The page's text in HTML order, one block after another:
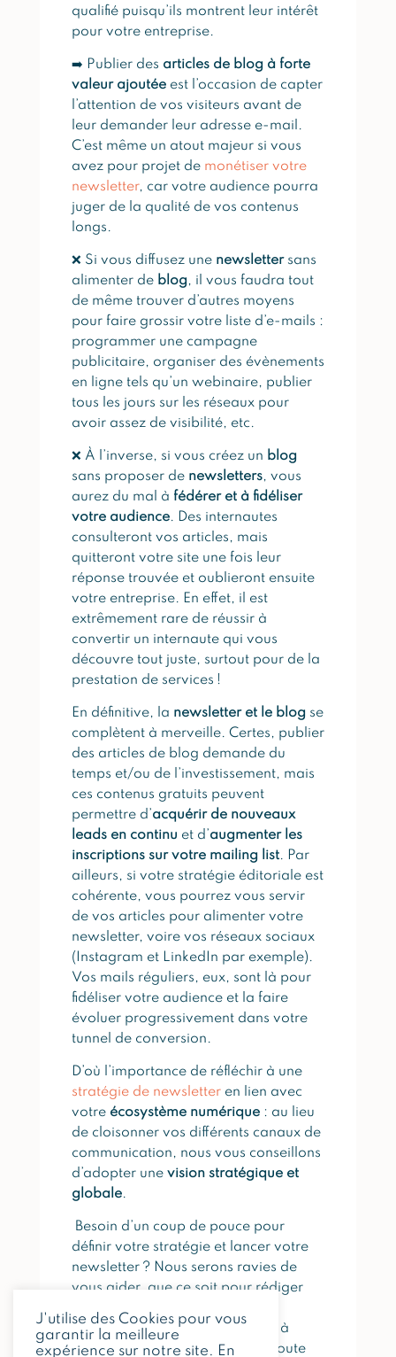
qualifié puisqu’ils montrent leur intérêt
pour votre entreprise.
➡️ Publier des articles de blog à forte
valeur ajoutéeest l’occasion de capter
l’attention de vos visiteurs avant de
leur demander leur adresse e-mail.
C’est même un atout majeur si vous
avez pour projet de monétiser votre
newsletter, car votre audience pourra
juger de la qualité de vos contenus
longs.
❌ Si vous diffusez une newslettersans
alimenter de blog, il vous faudra tout
de même trouver d’autres moyens
pour faire grossir votre liste d’e-mails :
programmer une campagne
publicitaire, organiser des évènements
en ligne tels qu’un webinaire, publier
tous les jours sur les réseaux pour
avoir assez de visibilité, etc.
❌ À l’inverse, si vous créez un blog
sans proposer de newsletters, vous
aurez du mal à fédérer et à fidéliser
votre audience. Des internautes
consulteront vos articles, mais
quitteront votre site une fois leur
réponse trouvée et oublieront ensuite
votre entreprise. En effet, il est
extrêmement rare de réussir à
convertir un internaute qui vous
découvre tout juste, surtout pour de la
prestation de services !
En définitive, la newsletter et le blogse
complètent à merveille. Certes, publier
des articles de blog demande du
temps et/ou de l’investissement, mais
ces contenus gratuits peuvent
permettre d’acquérir de nouveaux
leads en continu et d’augmenter les
inscriptions sur votre mailing list. Par
ailleurs, si votre stratégie éditoriale est
cohérente, vous pourrez vous servir
de vos articles pour alimenter votre
newsletter, voire vos réseaux sociaux
(Instagram et LinkedIn par exemple).
Vos mails réguliers, eux, sont là pour
fidéliser votre audience et la faire
évoluer progressivement dans votre
tunnel de conversion.
D’où l’importance de réfléchir à une
stratégie de newsletteren lien avec
votre écosystème numérique : au lieu
de cloisonner vos différents canaux de
communication, nous vous conseillons
d’adopter une vision stratégique et
globale.
Besoin d’un coup de pouce pour
définir votre stratégie et lancer votre
newsletter ? Nous serons ravies de
vous aider, que ce soit pour rédiger
vos mails, automatiser vos
campagnes ou vous apprendre à
gérer votre communication en toute
J'utilise des Cookies pour vous
garantir la meilleure
expérience sur notre site. En